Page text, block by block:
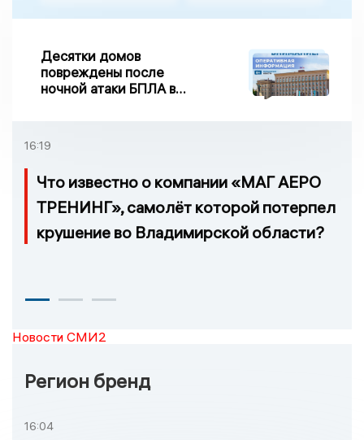
Десятки домов
повреждены после
ночной атаки БПЛА в
16:19
Что известно о компании «МАГ АЕРО
ТРЕНИНГ», самолёт которой потерпел
крушение во Владимирской области?
Новости СМИ2
Регион бренд
16:04